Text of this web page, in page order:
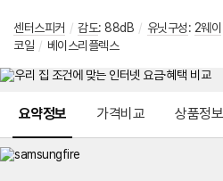
센터스피커 / 감도: 88dB / 유닛구성: 2웨이
코일 / 베이스리플렉스
요약정보 가격비교 상품정보